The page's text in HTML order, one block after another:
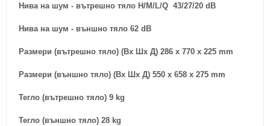
Нива на шум - вътрешно тяло H/M/L/Q 43/27/20 dB
Нива на шум - външно тяло 62 dB
Размери (вътрешно тяло) (Вx Шx Д) 286 x 770 x 225 mm
Размери (външно тяло) (Вx Шx Д) 550 x 658 x 275 mm
Тегло (вътрешно тяло) 9 kg
Тегло (външно тяло) 28 kg